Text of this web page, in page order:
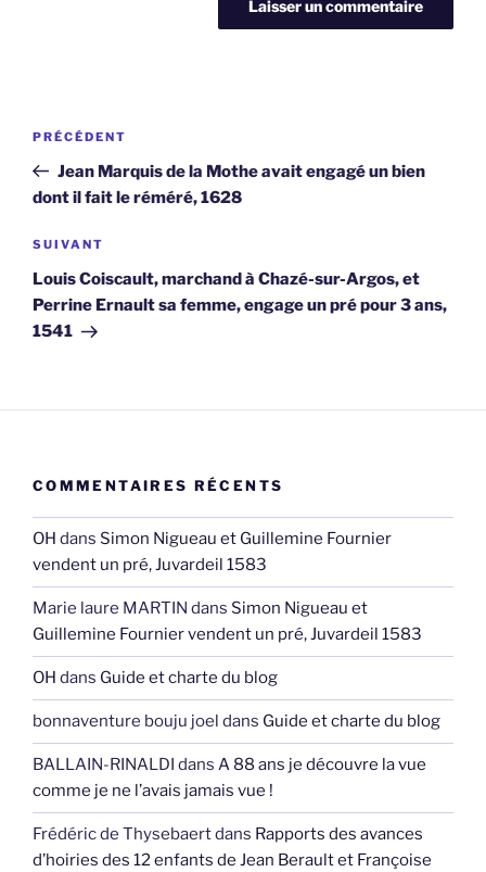
Navigation
l’article
Article
précédent
PRÉCÉDENT
Jean Marquis de la Mothe avait engagé un bien
dont il fait le réméré, 1628
Article
suivant
SUIVANT
Louis Coiscault, marchand à Chazé-sur-Argos, et
Perrine Ernault sa femme, engage un pré pour 3 ans,
1541
COMMENTAIRES RÉCENTS
OH dans Simon Nigueau et Guillemine Fournier
vendent un pré, Juvardeil 1583
Marie laure MARTIN dans Simon Nigueau et
Guillemine Fournier vendent un pré, Juvardeil 1583
OH dans Guide et charte du blog
bonnaventure bouju joel dans Guide et charte du blog
BALLAIN-RINALDI dans A 88 ans je découvre la vue
comme je ne l’avais jamais vue !
Frédéric de Thysebaertdans Rapports des avances
d’hoiries des 12 enfants de Jean Berault et Françoise